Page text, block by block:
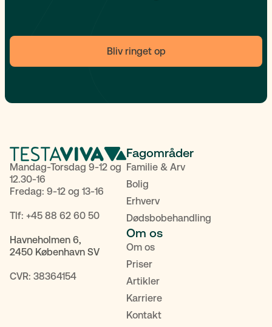
Bliv ringet op
Mandag-Torsdag 9-12 og
12.30-16
Fredag: 9-12 og 13-16
Tlf: +45 88 62 60 50
Havneholmen 6,
2450 København SV
CVR: 38364154
Fagområder
Familie & Arv
Bolig
Erhverv
Dødsbobehandling
Om os
Om os
Priser
Artikler
Karriere
Kontakt